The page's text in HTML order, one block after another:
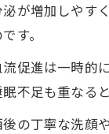
が増加しやす
す。
促進は一時的
不足も重なる
の丁寧な洗顔